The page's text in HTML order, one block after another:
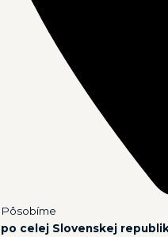
Pôsobíme
po celej Slovenskej